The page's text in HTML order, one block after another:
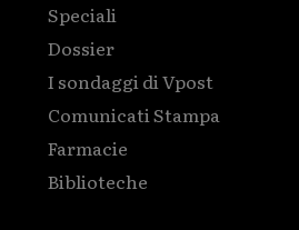
Speciali
Dossier
I sondaggi di Vpost
Comunicati Stampa
Farmacie
Biblioteche